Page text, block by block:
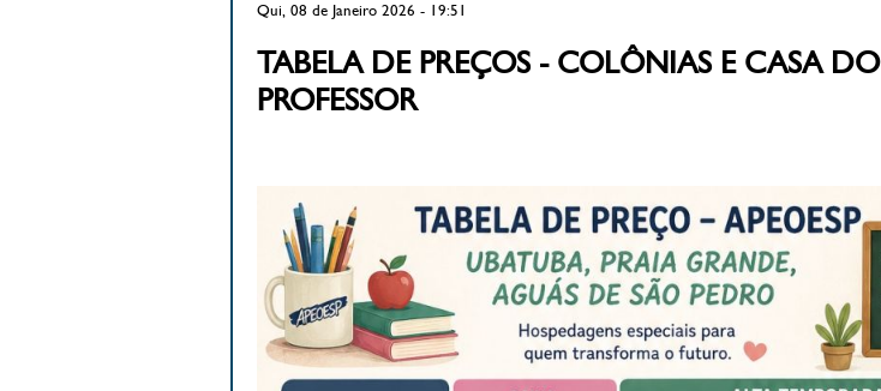
Qui, 08 de Janeiro 2026 - 19:51
TABELA DE PREÇOS - COLÔNIAS E CASA DO
PROFESSOR